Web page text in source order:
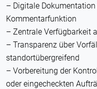
– Digitale
Kommentarfunktion
– Zentrale Verfügbarkeit
– Transparenz über
standortübergreifend
– Vorbereitung der
oder eingecheckten